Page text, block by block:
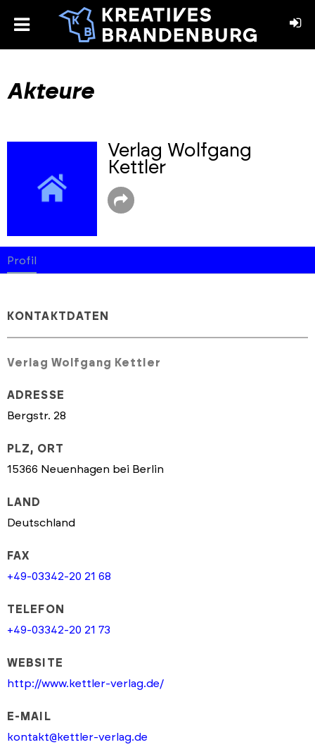
toggle
Akteure
Verlag Wolfgang
Kettler
Profil
KONTAKTDATEN
Verlag Wolfgang Kettler
ADRESSE
Bergstr. 28
PLZ, ORT
15366 Neuenhagen bei Berlin
LAND
Deutschland
FAX
+49-03342-20 21 68
TELEFON
+49-03342-20 21 73
WEBSITE
http://www.kettler-verlag.de/
E-MAIL
kontakt@kettler-verlag.de